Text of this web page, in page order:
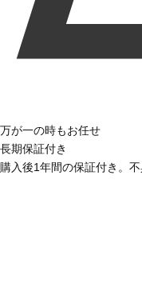
万が一の時もお任せ
長期保証付き
購入後1年間の保証付き。